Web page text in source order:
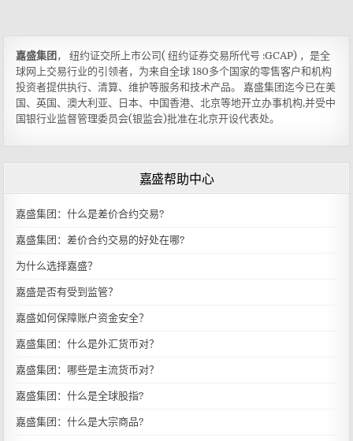
嘉盛集团 ， 纽约证交所上市公司( 纽约证券交易所代号 :GCAP) ，是全
球网上交易行业的引领者，为来自全球 180多个国家的零售客户和机构
投资者提供执行、清算、维护等服务和技术产品。 嘉盛集团迄今已在美
国、英国、澳大利亚、日本、中国香港、北京等地开立办事机构,并受中
国银行业监督管理委员会(银监会)批准在北京开设代表处。
嘉盛帮助中心
嘉盛集团：什么是差价合约交易?
嘉盛集团：差价合约交易的好处在哪?
为什么选择嘉盛？
嘉盛是否有受到监管？
嘉盛如何保障账户资金安全？
嘉盛集团：什么是外汇货币对？
嘉盛集团：哪些是主流货币对？
嘉盛集团：什么是全球股指?
嘉盛集团：什么是大宗商品?